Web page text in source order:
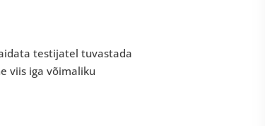
testijatel tuvastada
viis iga võimaliku